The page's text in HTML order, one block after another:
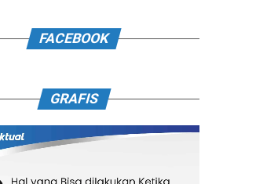
FACEBOOK
GRAFIS